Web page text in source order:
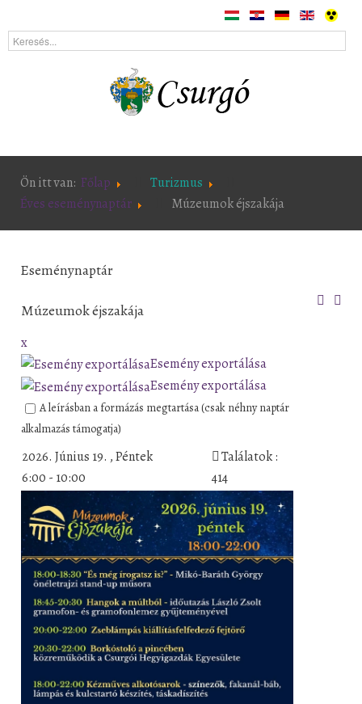
Ön itt van: Főlap
Turizmus
Éves eseménynaptár
Múzeumok éjszakája
Eseménynaptár
Múzeumok éjszakája
x
Esemény exportálása
Esemény exportálása
A leírásban a formázás megtartása (csak néhny naptár
alkalmazás támogatja)
2026. Június 19. , Péntek
6:00 - 10:00
Találatok :
414